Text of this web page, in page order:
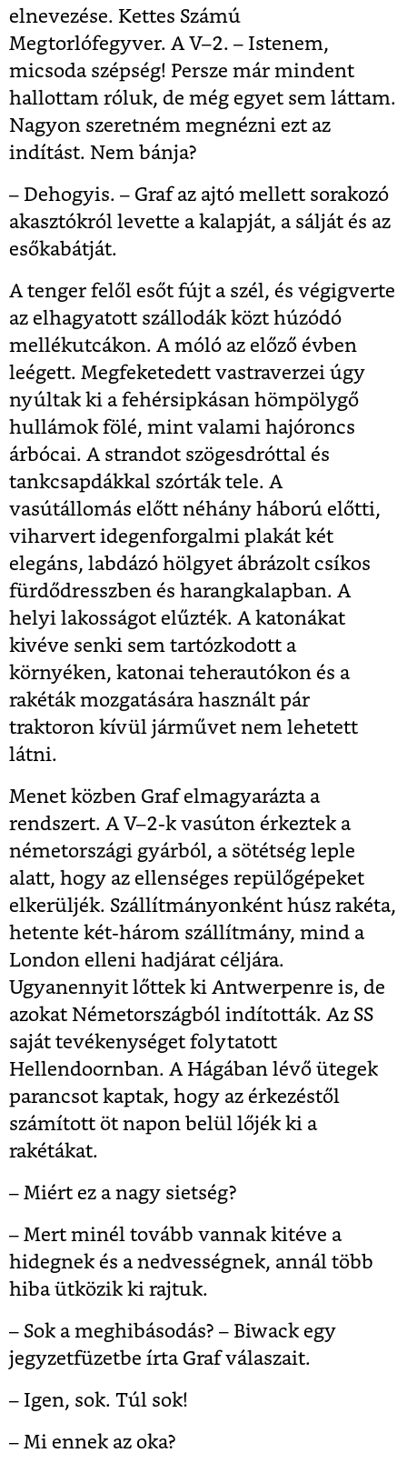
elnevezése. Kettes Számú
Megtorlófegyver. A V–2. – Istenem,
micsoda szépség! Persze már mindent
hallottam róluk, de még egyet sem láttam.
Nagyon szeretném megnézni ezt az
indítást. Nem bánja?
– Dehogyis. – Graf az ajtó mellett sorakozó
akasztókról levette a kalapját, a sálját és az
esőkabátját.
A tenger felől esőt fújt a szél, és végigverte
az elhagyatott szállodák közt húzódó
mellékutcákon. A móló az előző évben
leégett. Megfeketedett vastraverzei úgy
nyúltak ki a fehérsipkásan hömpölygő
hullámok fölé, mint valami hajóroncs
árbócai. A strandot szögesdróttal és
tankcsapdákkal szórták tele. A
vasútállomás előtt néhány háború előtti,
viharvert idegenforgalmi plakát két
elegáns, labdázó hölgyet ábrázolt csíkos
fürdődresszben és harangkalapban. A
helyi lakosságot elűzték. A katonákat
kivéve senki sem tartózkodott a
környéken, katonai teherautókon és a
rakéták mozgatására használt pár
traktoron kívül járművet nem lehetett
látni.
Menet közben Graf elmagyarázta a
rendszert. A V–2-k vasúton érkeztek a
németországi gyárból, a sötétség leple
alatt, hogy az ellenséges repülőgépeket
elkerüljék. Szállítmányonként húsz rakéta,
hetente két-három szállítmány, mind a
London elleni hadjárat céljára.
Ugyanennyit lőttek ki Antwerpenre is, de
azokat Németországból indították. Az SS
saját tevékenységet folytatott
Hellendoornban. A Hágában lévő ütegek
parancsot kaptak, hogy az érkezéstől
számított öt napon belül lőjék ki a
rakétákat.
– Miért ez a nagy sietség?
– Mert minél tovább vannak kitéve a
hidegnek és a nedvességnek, annál több
hiba ütközik ki rajtuk.
– Sok a meghibásodás? – Biwack egy
jegyzetfüzetbe írta Graf válaszait.
– Igen, sok. Túl sok!
– Mi ennek az oka?